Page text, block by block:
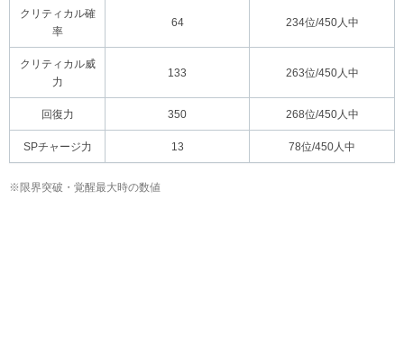
クリティカル確
率
64 234位/450人中
クリティカル威
力
133 263位/450人中
回復力 350 268位/450人中
SPチャージ力 13 78位/450人中
※限界突破・覚醒最大時の数値